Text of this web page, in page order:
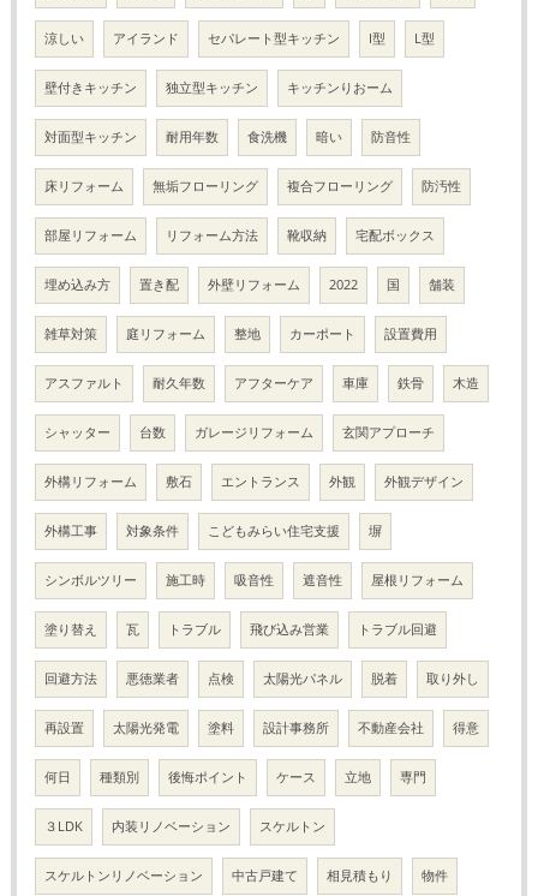
涼しい アイランド セパレート型キッチン I型 L型
壁付きキッチン 独立型キッチン キッチンりおーム
対面型キッチン 耐用年数 食洗機 暗い 防音性
床リフォーム 無垢フローリング 複合フローリング 防汚性
部屋リフォーム リフォーム方法 靴収納 宅配ボックス
埋め込み方 置き配 外壁リフォーム 2022 国 舗装
雑草対策 庭リフォーム 整地 カーポート 設置費用
アスファルト 耐久年数 アフターケア 車庫 鉄骨 木造
シャッター 台数 ガレージリフォーム 玄関アプローチ
外構リフォーム 敷石 エントランス 外観 外観デザイン
外構工事 対象条件 こどもみらい住宅支援 塀
シンボルツリー 施工時 吸音性 遮音性 屋根リフォーム
塗り替え 瓦 トラブル 飛び込み営業 トラブル回避
回避方法 悪徳業者 点検 太陽光パネル 脱着 取り外し
再設置 太陽光発電 塗料 設計事務所 不動産会社 得意
何日 種類別 後悔ポイント ケース 立地 専門
３LDK 内装リノベーション スケルトン
スケルトンリノベーション 中古戸建て 相見積もり 物件